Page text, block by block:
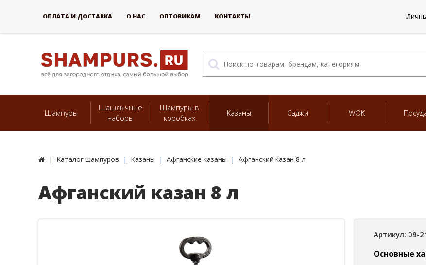
Шампуры
Шашлычные
наборы
Шампуры в
коробках
Казаны Саджи WOK
Каталог шампуров Казаны Афганские казаны Афганский казан 8 л
Афганский казан 8 л
Артикул: 09-
Основные
ОПЛАТА И ДОСТАВКА О НАС ОПТОВИКАМ КОНТАКТЫ